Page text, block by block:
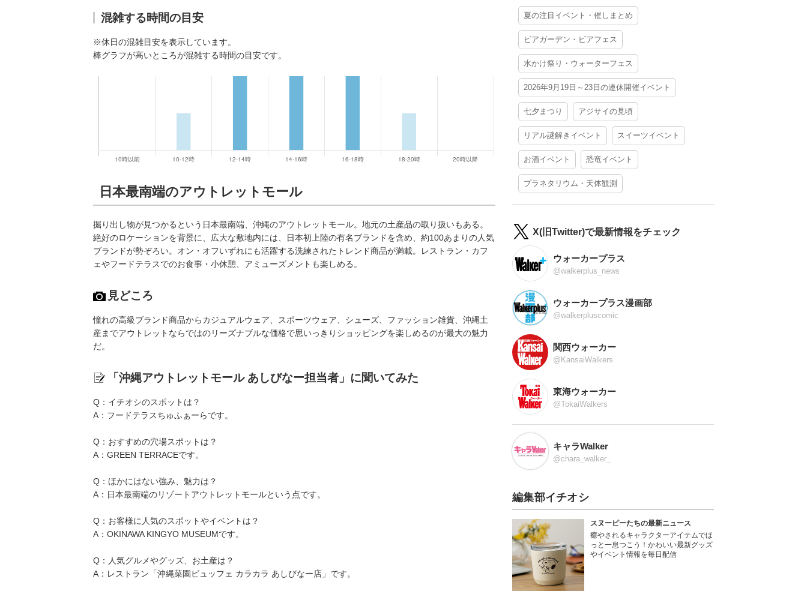
混雑する時間の目安
※休日の混雑目安を表示しています。
棒グラフが高いところが混雑する時間の目安です。
日本最南端のアウトレットモール
掘り出し物が見つかるという日本最南端、沖縄のアウトレットモール。地元の土産品の取り扱いもある。
絶好のロケーションを背景に、広大な敷地内には、日本初上陸の有名ブランドを含め、約100あまりの人気
ブランドが勢ぞろい。オン・オフいずれにも活躍する洗練されたトレンド商品が満載。レストラン・カフ
ェやフードテラスでのお食事・小休憩、アミューズメントも楽しめる。
見どころ
憧れの高級ブランド商品からカジュアルウェア、スポーツウェア、シューズ、ファッション雑貨、沖縄土
産までアウトレットならではのリーズナブルな価格で思いっきりショッピングを楽しめるのが最大の魅力
だ。
「沖縄アウトレットモール あしびなー担当者」に聞いてみた
Q：イチオシのスポットは？
A：フードテラスちゅふぁーらです。
Q：おすすめの穴場スポットは？
A：GREEN TERRACEです。
Q：ほかにはない強み、魅力は？
A：日本最南端のリゾートアウトレットモールという点です。
Q：お客様に人気のスポットやイベントは？
A：OKINAWA KINGYO MUSEUMです。
Q：人気グルメやグッズ、お土産は？
A：レストラン「沖縄菜園ビュッフェ カラカラ あしびなー店」です。
夏の注目イベント・催しまとめ
ビアガーデン・ビアフェス
水かけ祭り・ウォーターフェス
2026年9月19日～23日の連休開催イベント
七夕まつり アジサイの見頃
リアル謎解きイベント スイーツイベント
お酒イベント 恐竜イベント
プラネタリウム・天体観測
X(旧Twitter)で最新情報をチェック
ウォーカープラス
@walkerplus_news
ウォーカープラス漫画部
@walkerpluscomic
関西ウォーカー
@KansaiWalkers
東海ウォーカー
@TokaiWalkers
キャラWalker
@chara_walker_
編集部イチオシ
スヌーピーたちの最新ニュース
癒やされるキャラクターアイテムでほ
っと一息つこう！かわいい最新グッズ
やイベント情報を毎日配信